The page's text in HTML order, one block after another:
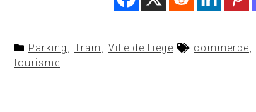
Parking Tram Ville de Liege commerce
tourisme